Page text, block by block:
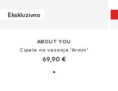
Ekskluzivno
ABOUT YOU
Cipele na vezanje 'Armin'
69,90 €